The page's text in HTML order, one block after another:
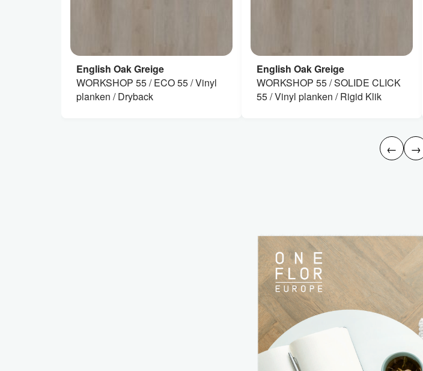
English Oak Greige
WORKSHOP 55 / ECO 55 / Vinyl
planken / Dryback
English Oak Greige
WORKSHOP 55 / SOLIDE CLICK
55 / Vinyl planken / Rigid Klik
← →